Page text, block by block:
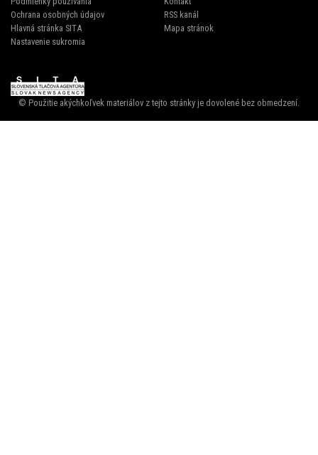
Ochrana osobných údajov
Hlavná stránka SITA
Nastavenie sukromia
RSS kanál
Mapa stránok
© Použitie akýchkoľvek materiálov z tejto stránky je dovolené bez obmedzení.